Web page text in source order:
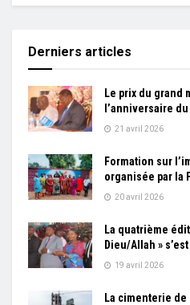
Derniers articles
Le prix du grand
l’anniversaire
21 avril 2026
Formation sur
organisée par la
20 avril 2026
La quatrième
Dieu/Allah »
19 avril 2026
La cimenterie